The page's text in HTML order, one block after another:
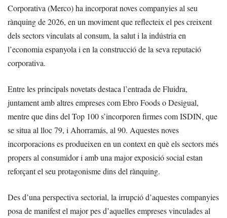
Corporativa (Merco) ha incorporat noves companyies al seu
rànquing de 2026, en un moviment que reflecteix el pes creixent
dels sectors vinculats al consum, la salut i la indústria en
l’economia espanyola i en la construcció de la seva reputació
corporativa.
Entre les principals novetats destaca l’entrada de Fluidra,
juntament amb altres empreses com Ebro Foods o Desigual,
mentre que dins del Top 100 s’incorporen firmes com ISDIN, que
se situa al lloc 79, i Ahorramás, al 90. Aquestes noves
incorporacions es produeixen en un context en què els sectors més
propers al consumidor i amb una major exposició social estan
reforçant el seu protagonisme dins del rànquing.
Des d’una perspectiva sectorial, la irrupció d’aquestes companyies
posa de manifest el major pes d’aquelles empreses vinculades al